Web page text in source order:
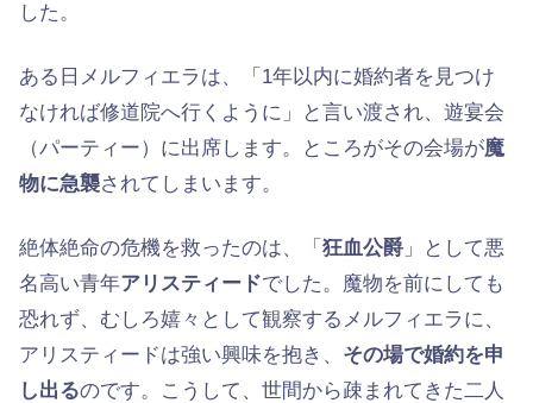
した。
ある日メルフィエラは、「1年以内に婚約者を見つけ
なければ修道院へ行くように」と言い渡され、遊宴会
（パーティー）に出席します。ところがその会場が魔
物に急襲されてしまいます。
絶体絶命の危機を救ったのは、「 狂血公爵 」として悪
名高い青年アリスティードでした。魔物を前にしても
恐れず、むしろ嬉々として観察するメルフィエラに、
アリスティードは強い興味を抱き、 その場で婚約を申
し出るのです。こうして、世間から疎まれてきた二人